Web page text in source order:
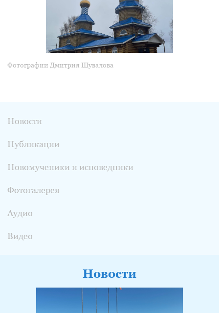
Фотографии Дмитрия Шувалова
Новости
Публикации
Новомученики и исповедники
Фотогалерея
Аудио
Видео
Новости